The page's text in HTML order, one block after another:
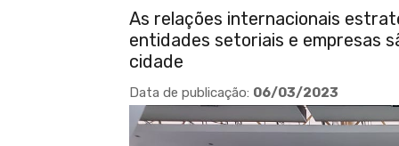
As relações internacionais
entidades setoriais e empresas
cidade
Data de publicação: 06/03/2023